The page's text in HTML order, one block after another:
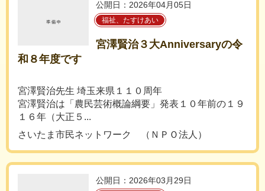
公開日：2026年04月05日
福祉、たすけあい
宮澤賢治３大Anniversaryの令
和８年度です
宮澤賢治先生 埼玉来県１１０周年
宮澤賢治は「農民芸術概論綱要」発表１０年前の１９
１６年（大正５...
さいたま市民ネットワーク （ＮＰＯ法人）
公開日：2026年03月29日